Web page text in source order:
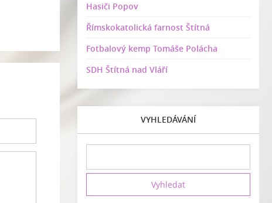
Hasiči Popov
Římskokatolická farnost Štítná
Fotbalový kemp Tomáše Polácha
SDH Štítná nad Vláří
VYHLEDÁVÁNÍ